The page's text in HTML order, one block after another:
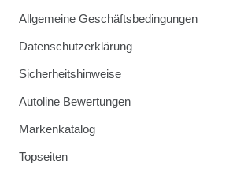
Allgemeine Geschäftsbedingungen
Datenschutzerklärung
Sicherheitshinweise
Autoline Bewertungen
Markenkatalog
Topseiten